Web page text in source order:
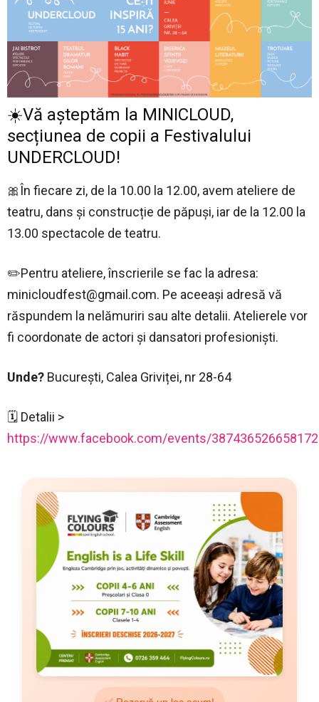
☀️Vă așteptăm la MINICLOUD,
secțiunea de copii a Festivalului
UNDERCLOUD!
🎀În fiecare zi, de la 10.00 la 12.00, avem ateliere de
teatru, dans și construcție de păpuși, iar de la 12.00 la
13.00 spectacole de teatru.
✏️Pentru ateliere, înscrierile se fac la adresa:
minicloudfest@gmail.com. Pe aceeași adresă vă
răspundem la nelămuriri sau alte detalii. Atelierele vor
fi coordonate de actori și dansatori profesioniști.
Unde? București, Calea Griviței, nr 28-64
🗓 Detalii >
https://www.facebook.com/events/387436526658172